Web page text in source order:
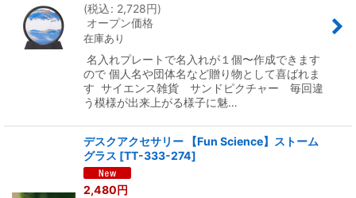
(税込: 2,728円)
オープン価格
在庫あり
名入れプレートで名入れが１個〜作成できます
ので 個人名や団体名など贈り物として喜ばれま
す サイエンス雑貨 サンドピクチャー 毎回違
う模様が出来上がる様子に魅…
デスクアクセサリー 【Fun Science】ストーム
グラス [TT-333-274]
2,480円